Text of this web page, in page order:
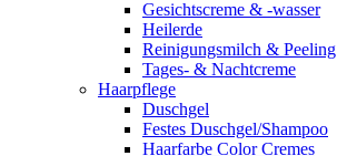
Gesichtscreme & -wasser
Heilerde
Reinigungsmilch & Peeling
Tages- & Nachtcreme
Haarpflege
Duschgel
Festes Duschgel/Shampoo
Haarfarbe Color Cremes